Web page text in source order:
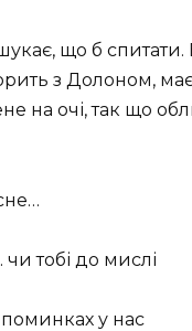
що б спитати.
з Долоном,
на очі, так що
тобі до мислі
у нас